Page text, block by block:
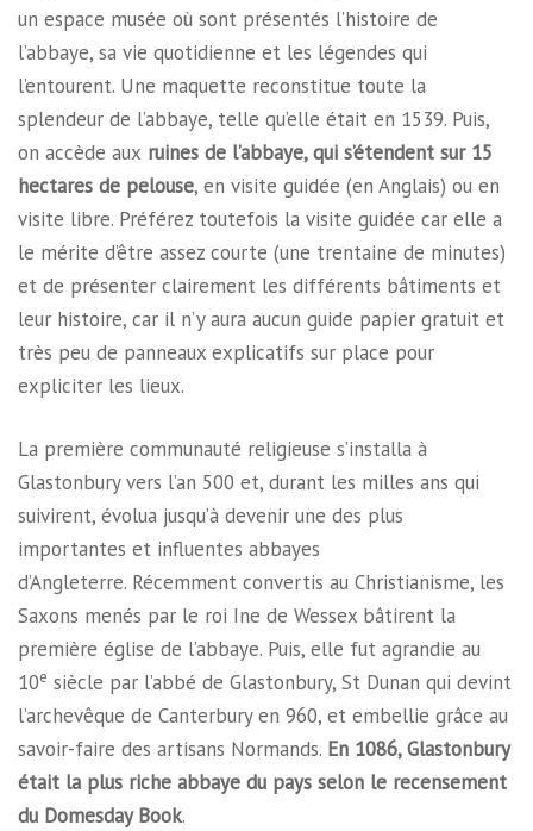
un espace musée où sont présentés l’histoire de
l’abbaye, sa vie quotidienne et les légendes qui
l’entourent. Une maquette reconstitue toute la
splendeur de l’abbaye, telle qu’elle était en 1539. Puis,
on accède aux ruines de l’abbaye, qui s’étendent sur 15
hectares de pelouse, en visite guidée (en Anglais) ou en
visite libre. Préférez toutefois la visite guidée car elle a
le mérite d’être assez courte (une trentaine de minutes)
et de présenter clairement les différents bâtiments et
leur histoire, car il n’y aura aucun guide papier gratuit et
très peu de panneaux explicatifs sur place pour
expliciter les lieux.
La première communauté religieuse s’installa à
Glastonbury vers l’an 500 et, durant les milles ans qui
suivirent, évolua jusqu’à devenir une des plus
importantes et influentes abbayes
d’Angleterre. Récemment convertis au Christianisme, les
Saxons menés par le roi Ine de Wessex bâtirent la
première église de l’abbaye. Puis, elle fut agrandie au
10e siècle par l’abbé de Glastonbury, St Dunan qui devint
l’archevêque de Canterbury en 960, et embellie grâce au
savoir-faire des artisans Normands. En 1086, Glastonbury
était la plus riche abbaye du pays selon le recensement
du Domesday Book.